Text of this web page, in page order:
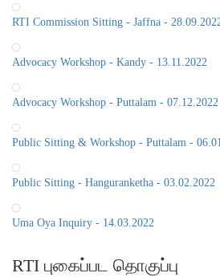
RTI Commission Sitting - Jaffna -
Advocacy Workshop - Kandy - 13.11.2022
Advocacy Workshop - Puttalam - 07.12.2022
Public Sitting & Workshop - Puttalam -
Public Sitting - Hanguranketha - 03.02.2022
Uma Oya Inquiry - 14.03.2022
RTI புகைப்பட தொகுப்பு